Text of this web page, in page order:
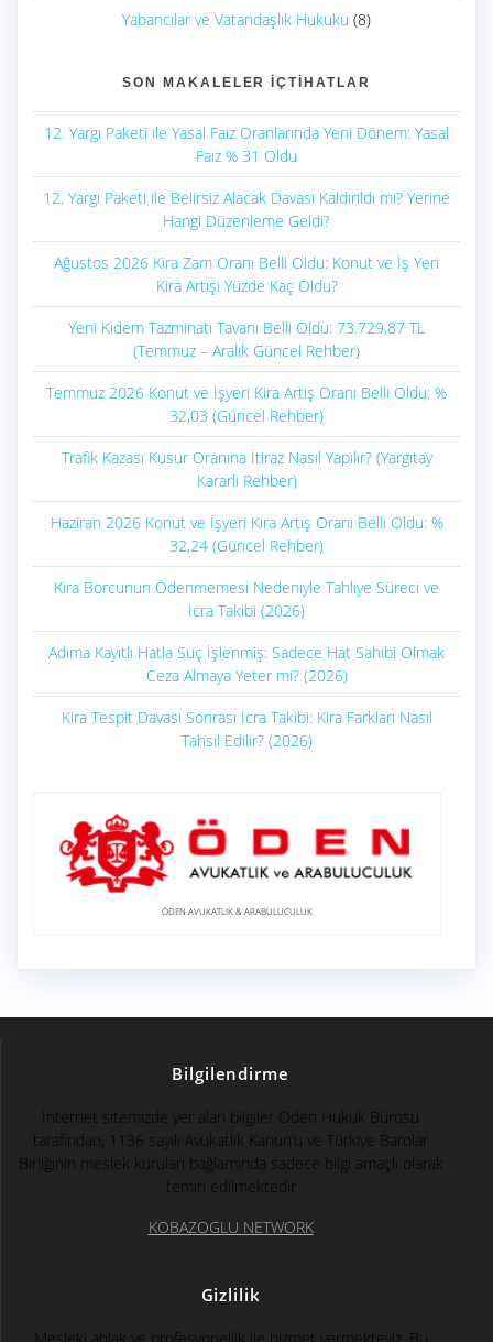
Yabancılar ve Vatandaşlık Hukuku (8)
SON MAKALELER İÇTIHATLAR
12. Yargı Paketi ile Yasal Faiz Oranlarında Yeni Dönem: Yasal
Faiz % 31 Oldu
12. Yargı Paketi ile Belirsiz Alacak Davası Kaldırıldı mı? Yerine
Hangi Düzenleme Geldi?
Ağustos 2026 Kira Zam Oranı Belli Oldu: Konut ve İş Yeri
Kira Artışı Yüzde Kaç Oldu?
Yeni Kıdem Tazminatı Tavanı Belli Oldu: 73.729,87 TL
(Temmuz – Aralık Güncel Rehber)
Temmuz 2026 Konut ve İşyeri Kira Artış Oranı Belli Oldu: %
32,03 (Güncel Rehber)
Trafik Kazası Kusur Oranına İtiraz Nasıl Yapılır? (Yargıtay
Kararlı Rehber)
Haziran 2026 Konut ve İşyeri Kira Artış Oranı Belli Oldu: %
32,24 (Güncel Rehber)
Kira Borcunun Ödenmemesi Nedeniyle Tahliye Süreci ve
İcra Takibi (2026)
Adıma Kayıtlı Hatla Suç İşlenmiş: Sadece Hat Sahibi Olmak
Ceza Almaya Yeter mi? (2026)
Kira Tespit Davası Sonrası İcra Takibi: Kira Farkları Nasıl
Tahsil Edilir? (2026)
ÖDEN AVUKATLIK & ARABULUCULUK
Bilgilendirme
İnternet sitemizde yer alan bilgiler Öden Hukuk Bürosu
tarafından, 1136 sayılı Avukatlık Kanun’u ve Türkiye Barolar
Birliğinin meslek kuruları bağlamında sadece bilgi amaçlı olarak
temin edilmektedir
KOBAZOGLU NETWORK
Gizlilik